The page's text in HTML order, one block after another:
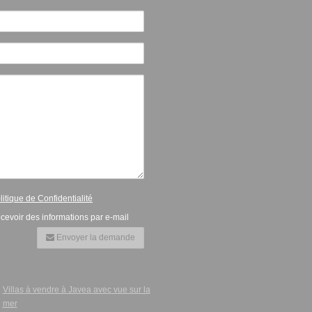
de Confidentialité
des informations par e-mail
Envoyer la demande
Villas à vendre à Javea avec vue sur la
mer